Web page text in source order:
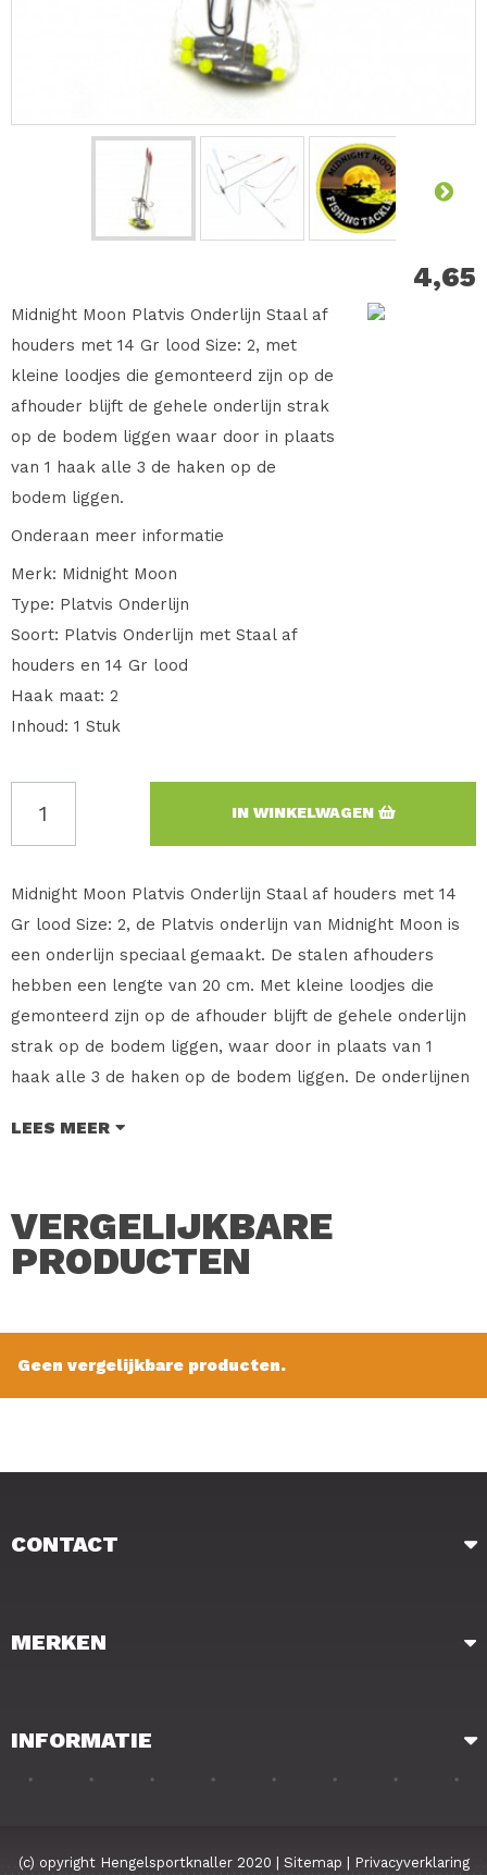
4,65
Midnight Moon Platvis Onderlijn Staal af
houders met 14 Gr lood Size: 2, met
kleine loodjes die gemonteerd zijn op de
afhouder blijft de gehele onderlijn strak
op de bodem liggen waar door in plaats
van 1 haak alle 3 de haken op de
bodem liggen.
Onderaan meer informatie
Merk: Midnight Moon
Type: Platvis Onderlijn
Soort: Platvis Onderlijn met Staal af
houders en 14 Gr lood
Haak maat: 2
Inhoud: 1 Stuk
IN WINKELWAGEN
Midnight Moon Platvis Onderlijn Staal af houders met 14
Gr lood Size: 2, de Platvis onderlijn van Midnight Moon is
een onderlijn speciaal gemaakt. De stalen afhouders
hebben een lengte van 20 cm. Met kleine loodjes die
gemonteerd zijn op de afhouder blijft de gehele onderlijn
strak op de bodem liggen, waar door in plaats van 1
haak alle 3 de haken op de bodem liggen. De onderlijnen
haak maten.
Type: Platvis Onderlijn
Soort: Platvis Onderlijn met Staal af houders en 14 Gr
lood
Inhoud: 1 Stuk
LEES MEER
VERGELIJKBARE
PRODUCTEN
Geen vergelijkbare producten.
CONTACT
MERKEN
INFORMATIE
(c) opyright Hengelsportknaller 2020 | Sitemap | Privacyverklaring